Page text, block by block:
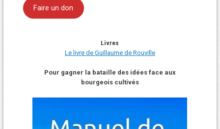
Faire un don
Livres
Le livre de Guillaume de Rouville
Pour gagner la bataille des idées face aux
bourgeois cultivés